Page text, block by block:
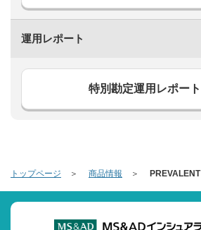
運用レポート
特別勘定運用レポート
トップページ 商品情報 PREVALENT